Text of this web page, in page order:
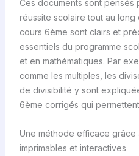
Ces documents sont pensés
réussite scolaire tout au long
cours 6ème sont clairs et
essentiels du programme
et en mathématiques. Par
comme les multiples, les
de divisibilité y sont
6ème corrigés qui
Une méthode efficace grâce
imprimables et interactives